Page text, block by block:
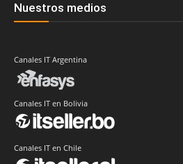
Nuestros medios
Canales IT Argentina
Canales IT en Bolivia
Canales IT en Chile